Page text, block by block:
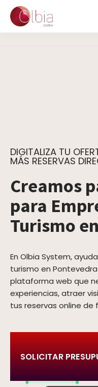
DIGITALIZA TU
MÁS RESERVAS
Creamos
para
Turismo
En Olbia System,
turismo en
plataforma web que
experiencias, atraer
tus reservas online de
SOLICITAR